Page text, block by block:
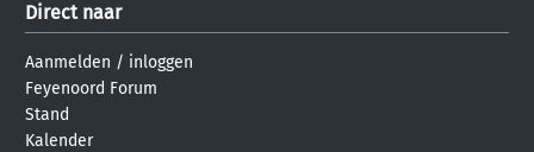
Direct naar
Aanmelden / inloggen
Feyenoord Forum
Stand
Kalender